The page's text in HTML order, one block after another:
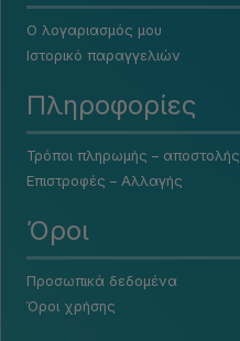
Ο λογαριασμός μου
Ιστορικό παραγγελιών
Πληροφορίες
Τρόποι πληρωμής – αποστολής
Επιστροφές – Αλλαγής
Όροι
Προσωπικά δεδομένα
Όροι χρήσης